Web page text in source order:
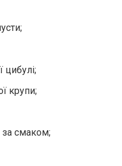
цибулі;
крупи;
за смаком;